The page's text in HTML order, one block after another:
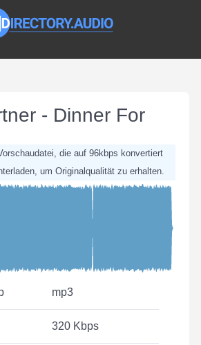
- Dinner For
die auf 96kbps konvertiert
um Originalqualität zu erhalten.
mp3
320 Kbps